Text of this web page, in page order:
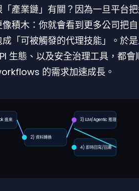
產業鏈」有關？因為一旦平台
積木：你就會看到更多公司把
「可被觸發的代理技能」。於
生態、以及安全治理工具，都會
的需求加速成長。
進來
2) 資料轉換
3) LLM/Agentic 推理
4) 即時回寫/回覆